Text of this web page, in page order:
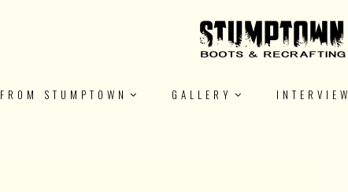
FROM STUMPTOWN GALLERY INTERVIEW